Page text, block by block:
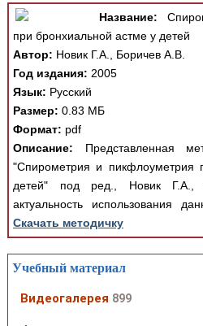
Название:
при бронхиальной астме у детей
Автор: Новик Г.А., Боричев А.В.
Год издания: 2005
Язык: Русский
Размер: 0.83 МБ
Формат: pdf
Описание: Представленная
"Спирометрия и пикфлоуметрия
детей" под ред., Новик Г.А.,
актуальность использования
Скачать методичку
Учебный материал
Видеогалерея 899